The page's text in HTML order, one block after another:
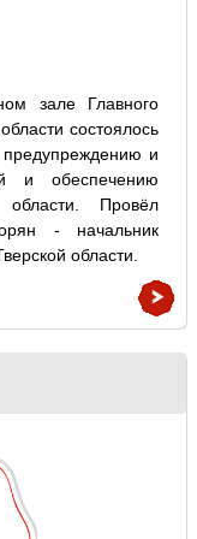
зале Главного
состоялось
предупреждению и
и обеспечению
области. Провёл
- начальник
области.